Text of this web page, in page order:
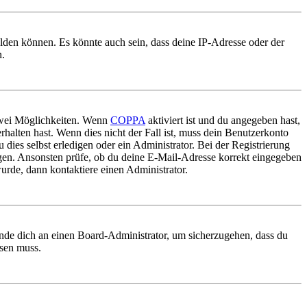
können. Es könnte auch sein, dass deine IP-Adresse oder der
Möglichkeiten. Wenn COPPA aktiviert ist und du angegeben hast,
hast. Wenn dies nicht der Fall ist, muss dein Benutzerkonto
selbst erledigen oder ein Administrator. Bei der Registrierung
Ansonsten prüfe, ob du deine E-Mail-Adresse korrekt eingegeben
dann kontaktiere einen Administrator.
dich an einen Board-Administrator, um sicherzugehen, dass du
muss.